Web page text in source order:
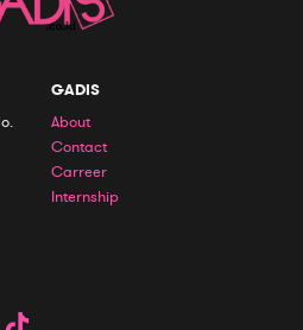
GADIS
About
Contact
Carreer
Internship